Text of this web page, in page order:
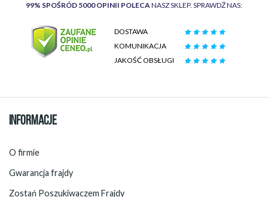
99% SPOŚRÓD 5000 OPINII POLECANASZ SKLEP. SPRAWDŹ NAS:
DOSTAWA
KOMUNIKACJA
JAKOŚĆ OBSŁUGI
INFORMACJE
O firmie
Gwarancja frajdy
Zostań Poszukiwaczem Frajdy